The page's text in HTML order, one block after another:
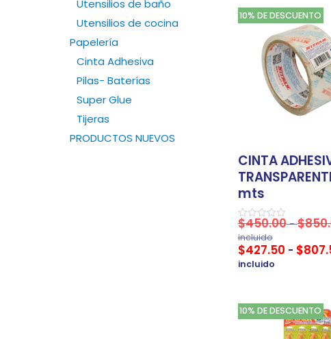
Utensilios de baño
Utensilios de cocina
Papelería
Cinta Adhesiva
Pilas- Baterías
Super Glue
Tijeras
PRODUCTOS NUEVOS
10% DE DESCUENTO
CINTA
mts
Valorado
en
0
de
5
$450.00-$
incluido
$427.50 - $
incluido
10% DE DESCUENTO